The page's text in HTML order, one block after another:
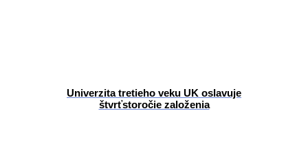
Univerzita tretieho veku UK oslavuje
štvrťstoročie založenia